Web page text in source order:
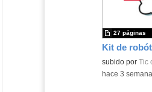
Kit de
Contenido
subido por Tic
27 páginas
-hace 3